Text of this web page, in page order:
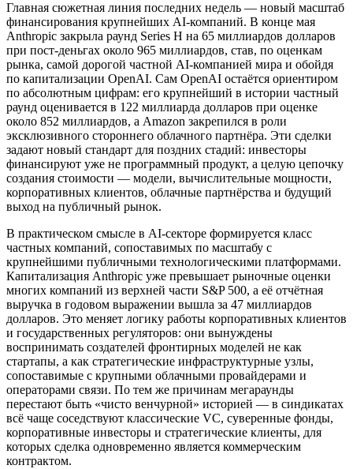
Главная сюжетная линия последних недель — новый масштаб
финансирования крупнейших AI-компаний. В конце мая
Anthropic закрыла раунд Series H на 65 миллиардов долларов
при пост-деньгах около 965 миллиардов, став, по оценкам
рынка, самой дорогой частной AI-компанией мира и обойдя
по капитализации OpenAI. Сам OpenAI остаётся ориентиром
по абсолютным цифрам: его крупнейший в истории частный
раунд оценивается в 122 миллиарда долларов при оценке
около 852 миллиардов, а Amazon закрепился в роли
эксклюзивного стороннего облачного партнёра. Эти сделки
задают новый стандарт для поздних стадий: инвесторы
финансируют уже не программный продукт, а целую цепочку
создания стоимости — модели, вычислительные мощности,
корпоративных клиентов, облачные партнёрства и будущий
выход на публичный рынок.
В практическом смысле в AI-секторе формируется класс
частных компаний, сопоставимых по масштабу с
крупнейшими публичными технологическими платформами.
Капитализация Anthropic уже превышает рыночные оценки
многих компаний из верхней части S&P 500, а её отчётная
выручка в годовом выражении вышла за 47 миллиардов
долларов. Это меняет логику работы корпоративных клиентов
и государственных регуляторов: они вынуждены
воспринимать создателей фронтирных моделей не как
стартапы, а как стратегические инфраструктурные узлы,
сопоставимые с крупными облачными провайдерами и
операторами связи. По тем же причинам мегараунды
перестают быть «чисто венчурной» историей — в синдикатах
всё чаще соседствуют классические VC, суверенные фонды,
корпоративные инвесторы и стратегические клиенты, для
которых сделка одновременно является коммерческим
контрактом.